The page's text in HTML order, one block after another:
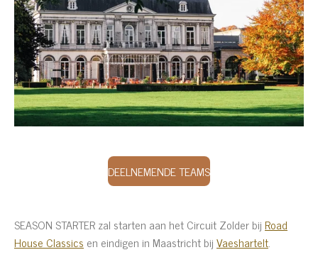
DEELNEMENDE TEAMS
SEASON STARTER zal starten aan het Circuit Zolder bijRoad
House Classics en eindigen in Maastricht bijVaeshartelt.